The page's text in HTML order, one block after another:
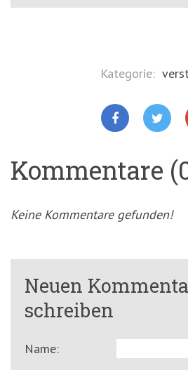
Kategorie:
Kommentare
Keine Kommentare gefunden!
Neuen
schreiben
Name: